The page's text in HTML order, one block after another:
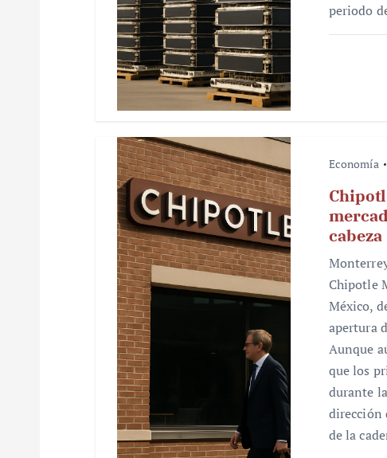
periodo
Economía
cabeza
Chipotle
México,
apertura
Aunque
que los
durante
dirección
de la